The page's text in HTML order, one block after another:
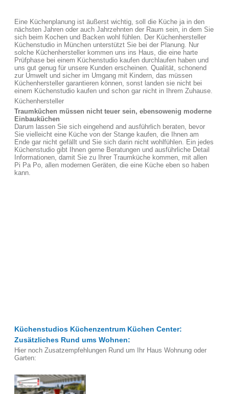
Eine Küchenplanung ist äußerst wichtig, soll die Küche ja in den
nächsten Jahren oder auch Jahrzehnten der Raum sein, in dem Sie
sich beim Kochen und Backen wohl fühlen. Der Küchenhersteller
Küchenstudio in München unterstützt Sie bei der Planung. Nur
solche Küchenhersteller kommen uns ins Haus, die eine harte
Prüfphase bei einem Küchenstudio kaufen durchlaufen haben und
uns gut genug für unsere Kunden erscheinen. Qualität, schonend
zur Umwelt und sicher im Umgang mit Kindern, das müssen
Küchenhersteller garantieren können, sonst landen sie nicht bei
einem Küchenstudio kaufen und schon gar nicht in Ihrem Zuhause.
Küchenhersteller
Traumküchen müssen nicht teuer sein, ebensowenig moderne
Einbauküchen
Darum lassen Sie sich eingehend and ausführlich beraten, bevor
Sie vielleicht eine Küche von der Stange kaufen, die Ihnen am
Ende gar nicht gefällt und Sie sich darin nicht wohlfühlen. Ein jedes
Küchenstudio gibt Ihnen gerne Beratungen und ausführliche Detail
Informationen, damit Sie zu Ihrer Traumküche kommen, mit allen
Pi Pa Po, allen modernen Geräten, die eine Küche eben so haben
kann.
Küchenstudios Küchenzentrum Küchen Center:
Zusätzliches Rund ums Wohnen:
Hier noch Zusatzempfehlungen Rund um Ihr Haus Wohnung oder
Garten: